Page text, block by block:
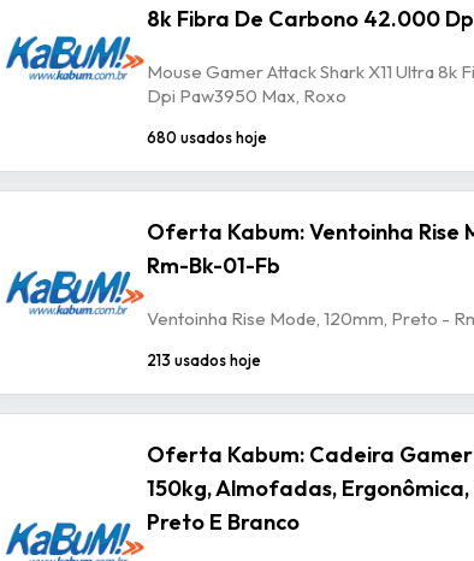
8k Fibra De Carbono 42.000
Mouse Gamer Attack Shark X11 Ultra
Dpi Paw3950 Max, Roxo
680 usados hoje
Oferta Kabum: Ventoinha Rise
Rm-Bk-01-Fb
Ventoinha Rise Mode, 120mm, Preto -
213 usados hoje
Oferta Kabum: Cadeira Gamer
150kg, Almofadas,
Preto E Branco